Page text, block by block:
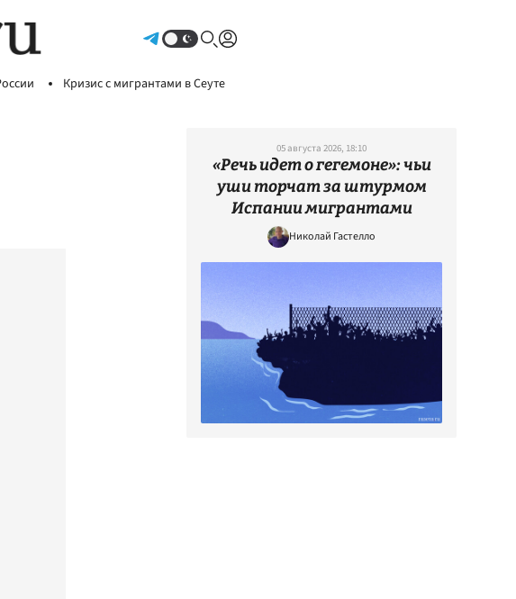
Кризис с мигрантами в Сеуте
05 августа 2026, 18:10
«Речь идет о гегемоне»: чьи
уши торчат за штурмом
Испании мигрантами
Николай Гастелло